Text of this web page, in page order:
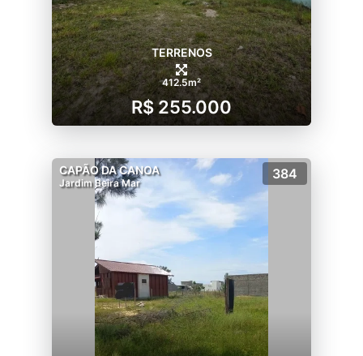
TERRENOS
412.5m²
R$ 255.000
CAPÃO DA CANOA
Jardim Beira Mar
384